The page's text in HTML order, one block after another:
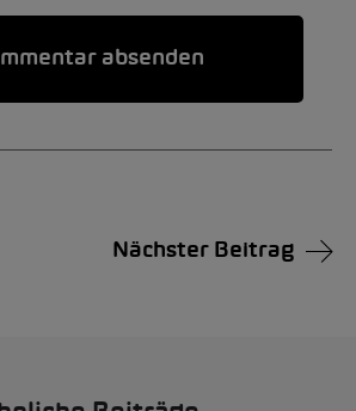
Nächster Beitrag